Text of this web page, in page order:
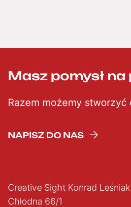
Masz pomysł na
Razem możemy stworzyć
NAPISZ DO NAS
Creative Sight Konrad Leśniak
Chłodna 66/1